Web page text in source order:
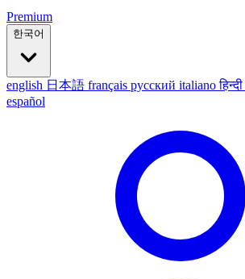
Premium
한국어
english 日本語 français русский italianoहिन्दी
español